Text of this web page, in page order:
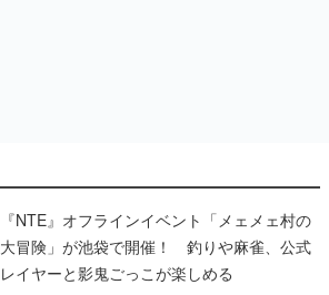
『NTE』オフラインイベント「メェメェ村の
大冒険」が池袋で開催！ 釣りや麻雀、公式
レイヤーと影鬼ごっこが楽しめる